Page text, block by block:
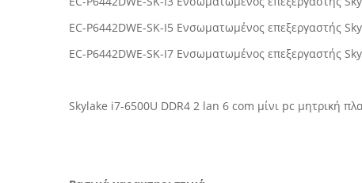
EC-P6442DWE-SK-I5 Ενσωματωμένος επεξεργαστής
EC-P6442DWE-SK-I7 Ενσωματωμένος επεξεργαστής
Skylake i7-6500U DDR4 2 lan 6 com μίνι pc μητρική